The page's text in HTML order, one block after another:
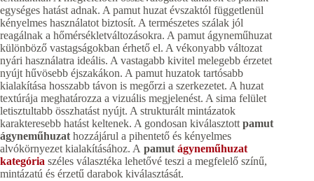
egységes hatást adnak. A pamut huzat évszaktól függetlenül
kényelmes használatot biztosít. A természetes szálak jól
reagálnak a hőmérsékletváltozásokra. A pamut ágyneműhuzat
különböző vastagságokban érhető el. A vékonyabb változat
nyári használatra ideális. A vastagabb kivitel melegebb érzetet
nyújt hűvösebb éjszakákon. A pamut huzatok tartósabb
kialakítása hosszabb távon is megőrzi a szerkezetet. A huzat
textúrája meghatározza a vizuális megjelenést. A sima felület
letisztultabb összhatást nyújt. A strukturált mintázatok
karakteresebb hatást keltenek. A gondosan kiválasztottpamut
ágyneműhuzathozzájárul a pihentető és kényelmes
alvókörnyezet kialakításához. A pamutágyneműhuzat
kategória széles választéka lehetővé teszi a megfelelő színű,
mintázatú és érzetű darabok kiválasztását.